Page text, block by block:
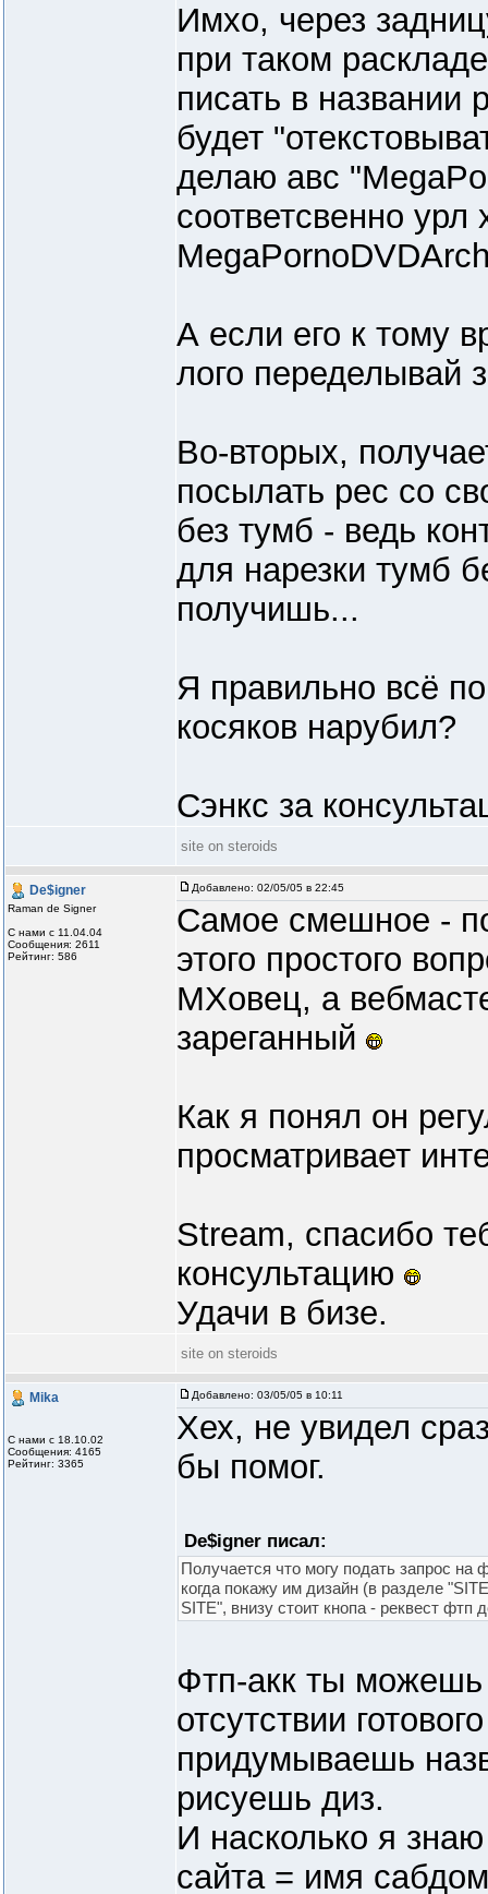
Имхо, через
при таком
писать в названии
будет
делаю авс
соответсвенно урл
А если его к тому
лого переделывай
Во-вторых,
посылать рес со
без тумб - ведь
для нарезки тумб
получишь...
Я правильно всё
косяков нарубил?
Сэнкс за
site on steroids
De$igner
Raman de Signer
С нами с 11.04.04
Сообщения: 2611
Рейтинг: 586
Добавлено: 02/05/05 в 22:45
Самое смешное -
этого простого
МХовец, а
зареганный
Как я понял он
просматривает
Stream, спасибо
консультацию
Удачи в бизе.
site on steroids
Mika
С нами с 18.10.02
Сообщения: 4165
Рейтинг: 3365
Добавлено: 03/05/05 в 10:11
Хех, не увидел
бы помог.
De$igner писал:
Получается что могу подать запрос на
когда покажу им дизайн (в разделе
SITE", внизу стоит кнопа - реквест фтп
Фтп-акк ты можешь
отсутствии
придумываешь
рисуешь диз.
И насколько я
сайта = имя